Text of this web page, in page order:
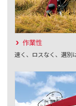
作業性
速く、ロスなく、選別